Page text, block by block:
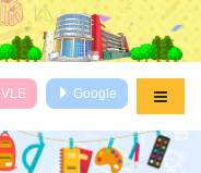
VLE Google